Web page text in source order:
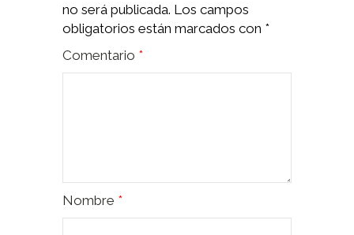
no será publicada. Los campos
obligatorios están marcados con *
Comentario *
Nombre *